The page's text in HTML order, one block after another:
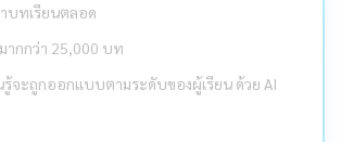
บทเรียนตลอด
กกว่า 25,000 บท
รู้จะถูกออกแบบตามระดับของผู้เรียน ด้วย AI